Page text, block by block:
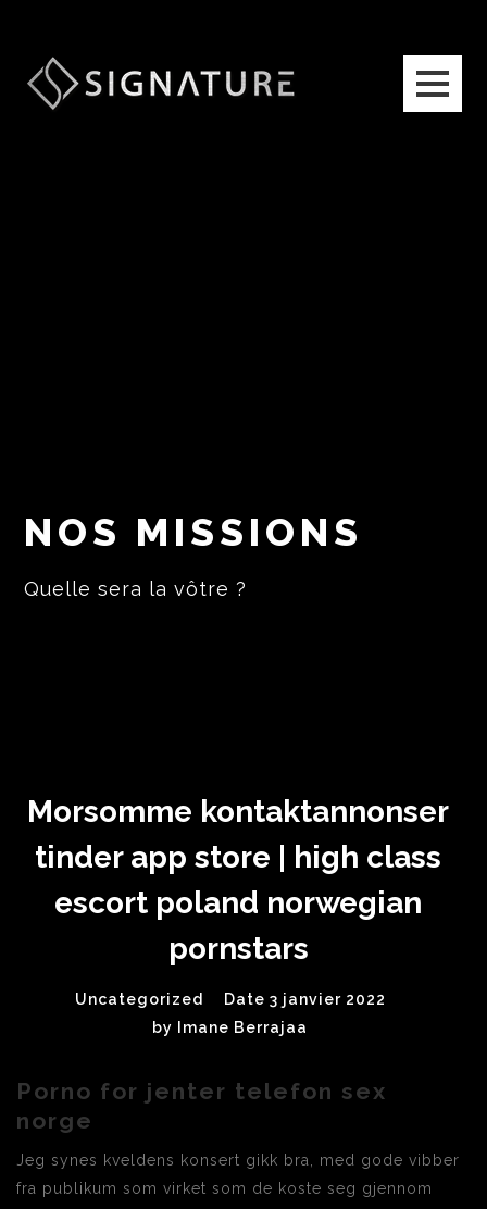
NOS MISSIONS
Quelle sera la vôtre ?
Morsomme kontaktannonser
tinder app store | high class
escort poland norwegian
pornstars
Uncategorized
Date 3 janvier 2022
by
Imane Berrajaa
Porno for jenter telefon sex
norge
Jeg synes kveldens konsert gikk bra, med gode vibber
fra publikum som virket som de koste seg gjennom